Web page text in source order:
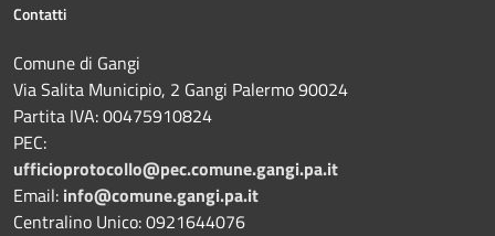
Contatti
Comune di Gangi
Via Salita Municipio, 2 Gangi Palermo 90024
Partita IVA: 00475910824
PEC:
ufficioprotocollo@pec.comune.gangi.pa.it
Email: info@comune.gangi.pa.it
Centralino Unico: 0921644076